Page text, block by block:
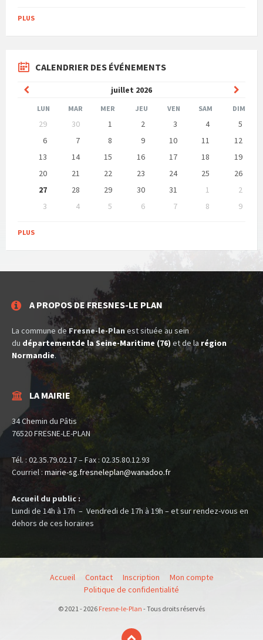
PLUS
CALENDRIER DES ÉVÉNEMENTS
juillet 2026
Mois
précédent
LUN MAR MER JEU VEN SAM DIM
calendrier
29 30 1 2 3 4
5
6
7 8 9 10 11
12
13
14 15 16 17 18
19
20
21 22 23 24 25
26
27
28 29 30 31 1
2
3
4 5 6 7 8
9
aux
jours
PLUS
A PROPOS DE FRESNES-LE PLAN
La commune deFresne-le-Planest située au sein
du départementde la Seine-Maritime (76) et de la région
Normandie.
LA MAIRIE
34 Chemin du Pâtis
76520 FRESNE-LE-PLAN
Tél. : 02.35.79.02.17 – Fax : 02.35.80.12.93
Courriel : mairie-sg.fresneleplan@wanadoo.fr
Accueil du public :
Lundi de 14h à 17h – Vendredi de 17h à 19h – et sur rendez-vous en
dehors de ces horaires
Accueil Contact Inscription
Mon compte
Politique de confidentialité
© 2021 - 2026 Fresne-le-Plan - Tous droits réservés